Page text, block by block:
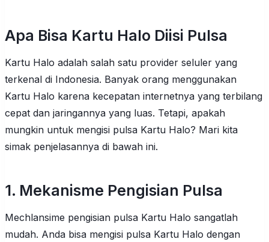
Apa Bisa Kartu Halo Diisi Pulsa
Kartu Halo adalah salah satu provider seluler yang
terkenal di Indonesia. Banyak orang menggunakan
Kartu Halo karena kecepatan internetnya yang terbilang
cepat dan jaringannya yang luas. Tetapi, apakah
mungkin untuk mengisi pulsa Kartu Halo? Mari kita
simak penjelasannya di bawah ini.
1. Mekanisme Pengisian Pulsa
Mechlansime pengisian pulsa Kartu Halo sangatlah
mudah. Anda bisa mengisi pulsa Kartu Halo dengan